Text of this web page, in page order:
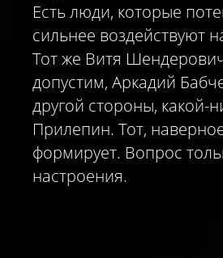
Есть люди, которые
сильнее воздействуют
Тот же Витя
допустим, Аркадий
другой стороны, какой-
Прилепин. Тот,
формирует. Вопрос
настроения.